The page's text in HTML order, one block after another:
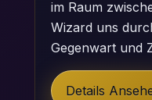
im Raum
Wizard uns
Gegenwart und
Details